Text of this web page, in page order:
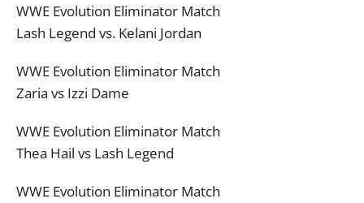
WWE Evolution Eliminator Match
Lash Legend vs. Kelani Jordan
WWE Evolution Eliminator Match
Zaria vs Izzi Dame
WWE Evolution Eliminator Match
Thea Hail vs Lash Legend
WWE Evolution Eliminator Match